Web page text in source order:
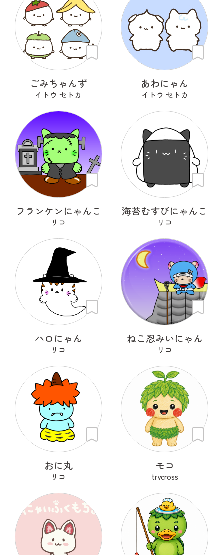
ごみちゃんず
イトウ セトカ
あわにゃん
イトウ セトカ
フランケンにゃんこ
リコ
海苔むすびにゃんこ
リコ
ハロにゃん
リコ
ねこ忍みいにゃん
リコ
おに丸
リコ
モコ
trycross